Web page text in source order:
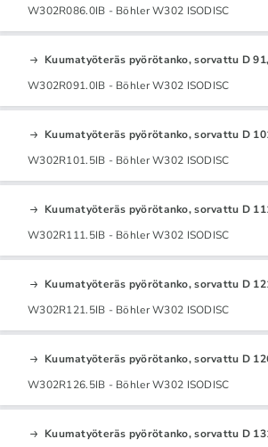
W302R086.0IB - Böhler W302 ISODISC
Kuumatyöteräs pyörötanko, sorvattu D
W302R091.0IB - Böhler W302 ISODISC
Kuumatyöteräs pyörötanko, sorvattu D
W302R101.5IB - Böhler W302 ISODISC
Kuumatyöteräs pyörötanko, sorvattu D
W302R111.5IB - Böhler W302 ISODISC
Kuumatyöteräs pyörötanko, sorvattu D
W302R121.5IB - Böhler W302 ISODISC
Kuumatyöteräs pyörötanko, sorvattu D
W302R126.5IB - Böhler W302 ISODISC
Kuumatyöteräs pyörötanko, sorvattu D